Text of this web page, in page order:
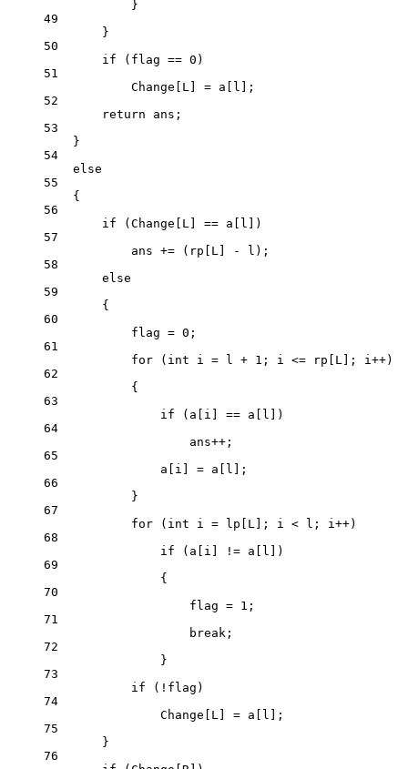
}
49
}
50
if (flag == 0 )
51
Change[L] = a[l];
52
return ans;
53
}
54
else
55
{
56
if (Change[L] == a[l])
57
ans += (rp[L] -
l);
58
else
59
{
60
flag = 0 ;
61
for ( int i = l + 1 ; i <= rp[L]; i ++)
62
{
63
if (a[i] == a[l])
64
ans++ ;
65
a[i] = a[l];
66
}
67
for ( int i = lp[L]; i < l; i ++)
68
if (a[i] != a[l])
69
{
70
flag = 1 ;
71
break ;
72
}
73
if ( ! flag)
74
Change[L] = a[l];
75
}
76